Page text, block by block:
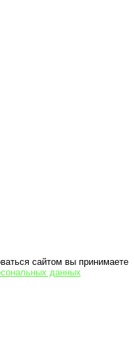
сайтом вы принимаете
данных